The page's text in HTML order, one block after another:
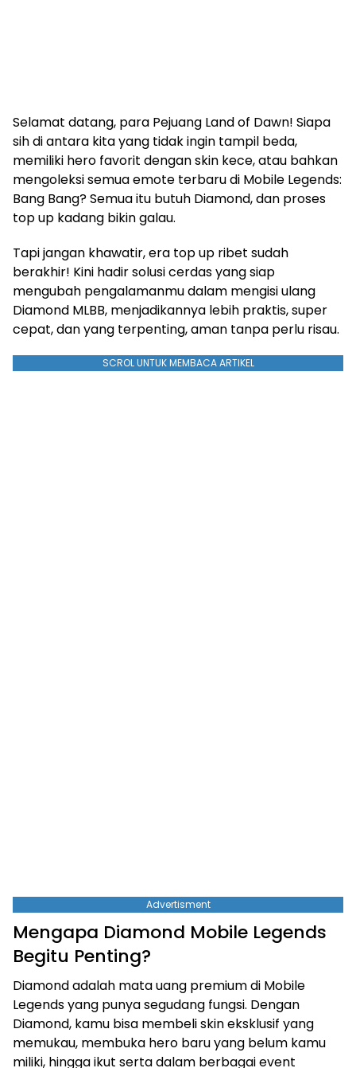
Selamat datang, para Pejuang Land of Dawn! Siapa
sih di antara kita yang tidak ingin tampil beda,
memiliki hero favorit dengan skin kece, atau bahkan
mengoleksi semua emote terbaru di Mobile Legends:
Bang Bang? Semua itu butuh Diamond, dan proses
top up kadang bikin galau.
Tapi jangan khawatir, era top up ribet sudah
berakhir! Kini hadir solusi cerdas yang siap
mengubah pengalamanmu dalam mengisi ulang
Diamond MLBB, menjadikannya lebih praktis, super
cepat, dan yang terpenting, aman tanpa perlu risau.
SCROL UNTUK MEMBACA ARTIKEL
Advertisment
Mengapa Diamond Mobile Legends
Begitu Penting?
Diamond adalah mata uang premium di Mobile
Legends yang punya segudang fungsi. Dengan
Diamond, kamu bisa membeli skin eksklusif yang
memukau, membuka hero baru yang belum kamu
miliki, hingga ikut serta dalam berbagai event